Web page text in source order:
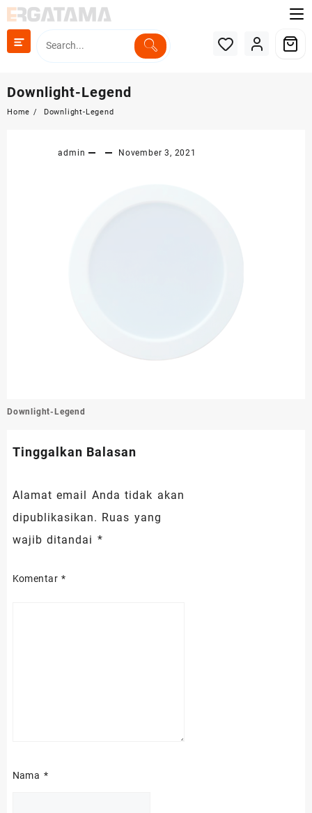
Skip
to
Downlight-Legend
Home Downlight-Legend
admin November 3, 2021
Navigasi
Downlight-Legend
Tinggalkan Balasan
Alamat email Anda tidak akan
dipublikasikan. Ruas yang
wajib ditandai *
Komentar*
Nama *